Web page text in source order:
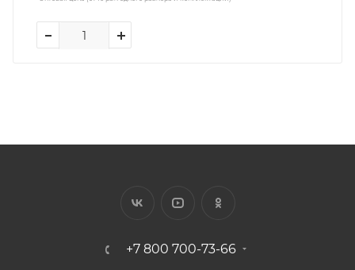
+7 800 700-73-66